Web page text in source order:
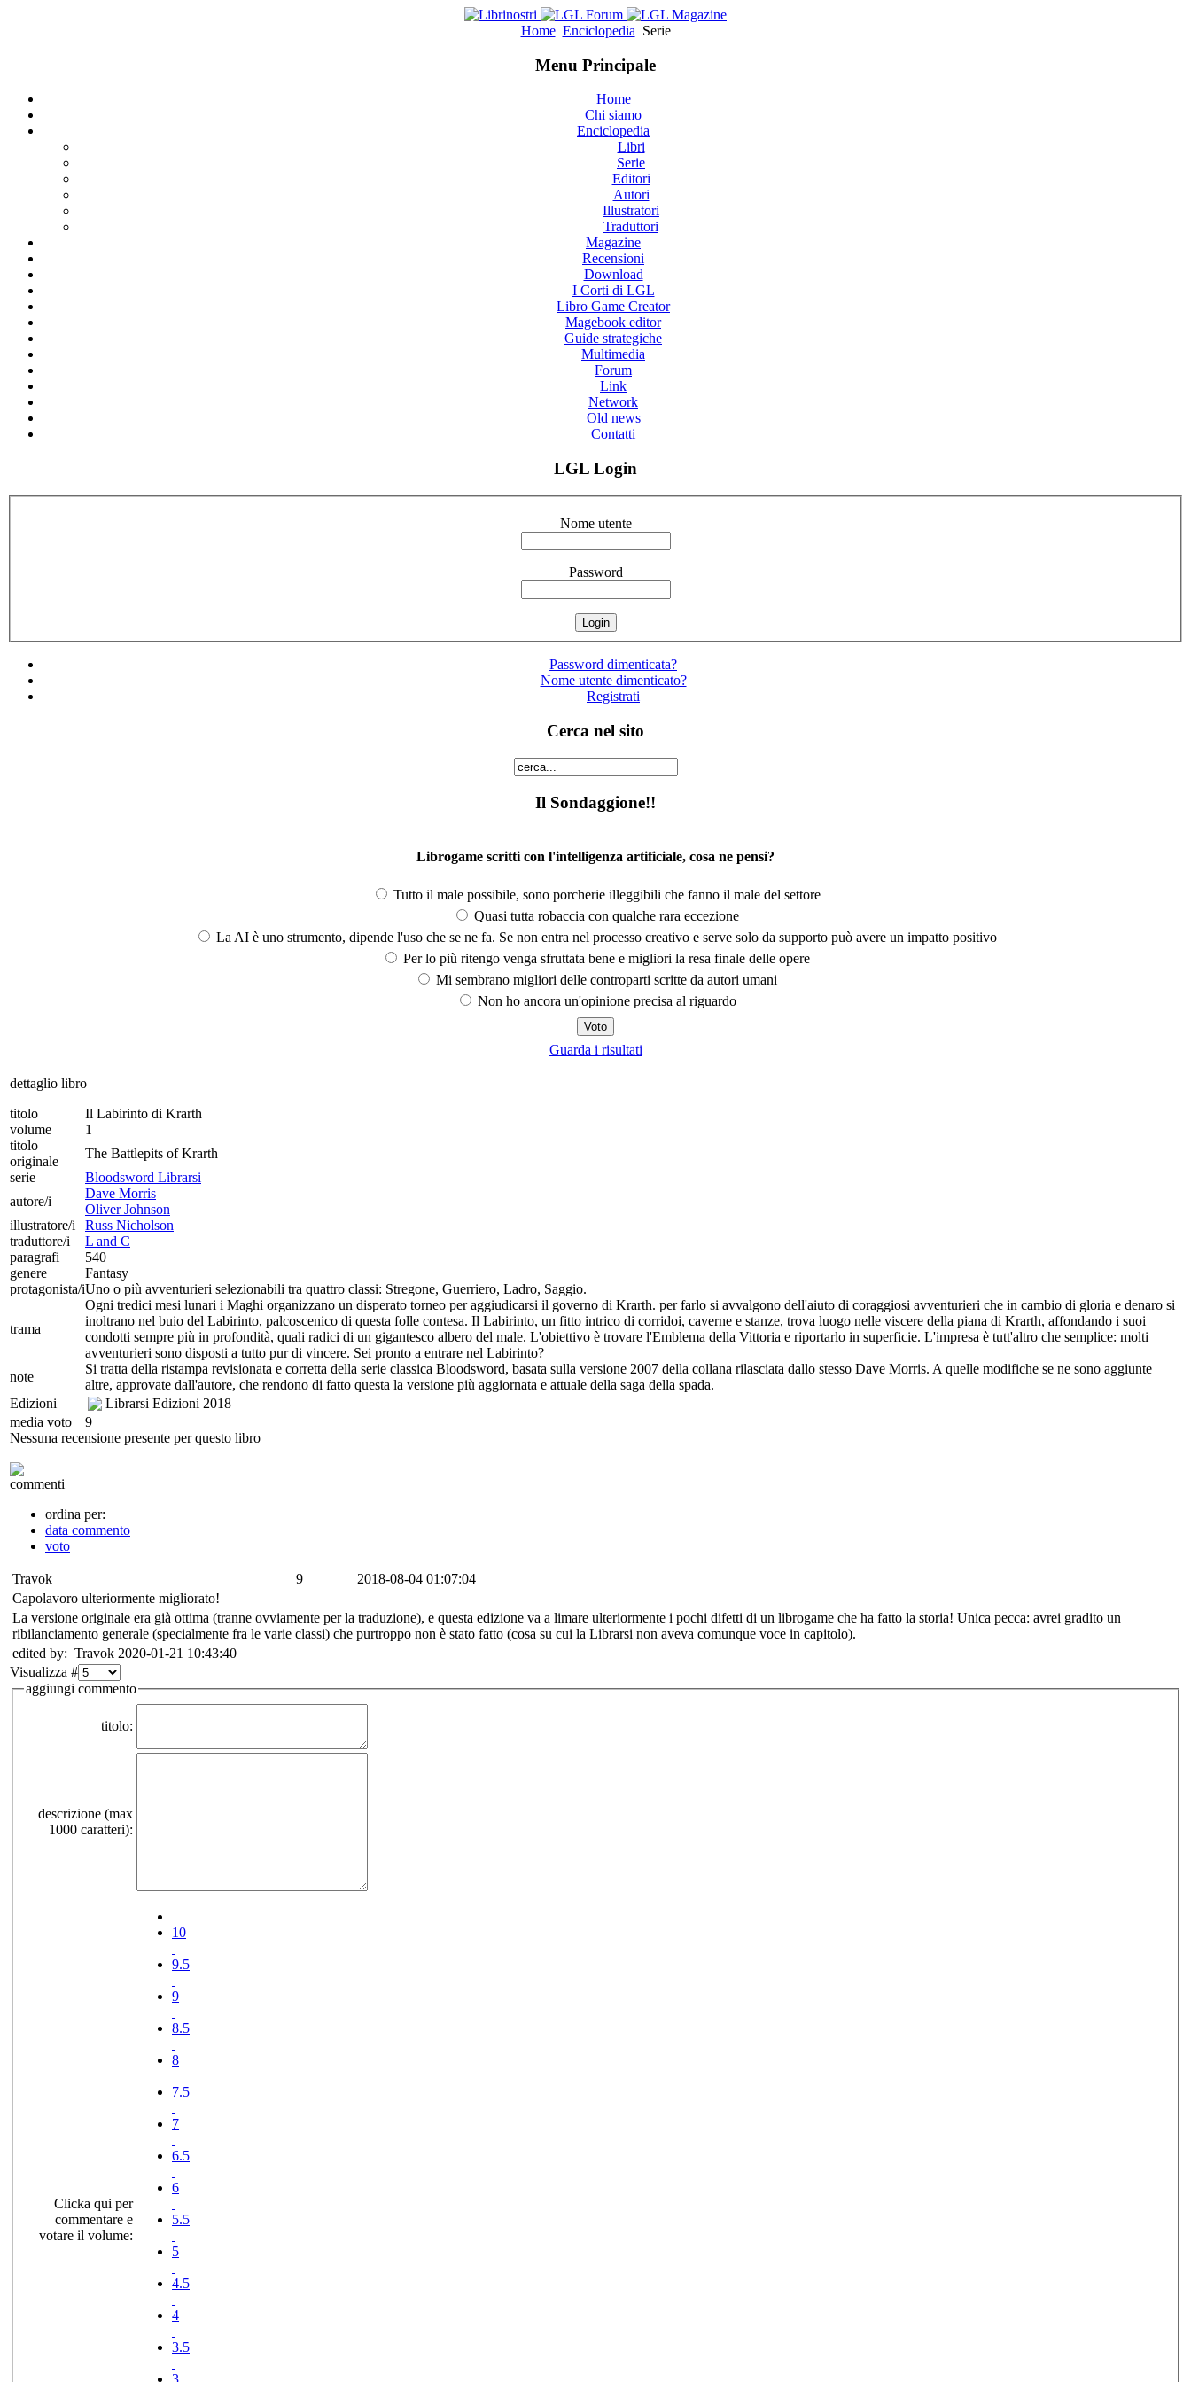
Home Enciclopedia Serie
Menu Principale
Home
Chi siamo
Enciclopedia
Libri
Serie
Editori
Autori
Illustratori
Traduttori
Magazine
Recensioni
Download
I Corti di LGL
Libro Game Creator
Magebook editor
Guide strategiche
Multimedia
Forum
Link
Network
Old news
Contatti
LGL Login
Nome utente
Password
Password dimenticata?
Nome utente dimenticato?
Registrati
Cerca nel sito
Il Sondaggione!!
Librogame scritti con l'intelligenza artificiale, cosa ne pensi?
Tutto il male possibile, sono porcherie illeggibili che fanno il male del settore
Quasi tutta robaccia con qualche rara eccezione
La AI è uno strumento, dipende l'uso che se ne fa. Se non entra nel processo creativo e serve solo da supporto può avere un impatto positivo
Per lo più ritengo venga sfruttata bene e migliori la resa finale delle opere
Mi sembrano migliori delle controparti scritte da autori umani
Non ho ancora un'opinione precisa al riguardo
Guarda i risultati
dettaglio libro
titolo
Il Labirinto di Krarth
volume
1
titolo
originale
The Battlepits of Krarth
serie
Bloodsword Librarsi
autore/i
Dave Morris
Oliver Johnson
illustratore/i
Russ Nicholson
traduttore/i
L and C
paragrafi
540
genere
Fantasy
protagonista/iUno o più avventurieri selezionabili tra quattro classi: Stregone, Guerriero, Ladro, Saggio.
trama
Ogni tredici mesi lunari i Maghi organizzano un disperato torneo per aggiudicarsi il governo di Krarth. per farlo si avvalgono dell'aiuto di coraggiosi avventurieri che in cambio di gloria e denaro si
inoltrano nel buio del Labirinto, palcoscenico di questa folle contesa. Il Labirinto, un fitto intrico di corridoi, caverne e stanze, trova luogo nelle viscere della piana di Krarth, affondando i suoi
condotti sempre più in profondità, quali radici di un gigantesco albero del male. L'obiettivo è trovare l'Emblema della Vittoria e riportarlo in superficie. L'impresa è tutt'altro che semplice: molti
avventurieri sono disposti a tutto pur di vincere. Sei pronto a entrare nel Labirinto?
note
Si tratta della ristampa revisionata e corretta della serie classica Bloodsword, basata sulla versione 2007 della collana rilasciata dallo stesso Dave Morris. A quelle modifiche se ne sono aggiunte
altre, approvate dall'autore, che rendono di fatto questa la versione più aggiornata e attuale della saga della spada.
Edizioni
Librarsi Edizioni 2018
media voto
9
Nessuna recensione presente per questo libro
commenti
ordina per:
data commento
voto
Travok 9
2018-08-04 01:07:04
Capolavoro ulteriormente migliorato!
La versione originale era già ottima (tranne ovviamente per la traduzione), e questa edizione va a limare ulteriormente i pochi difetti di un librogame che ha fatto la storia! Unica pecca: avrei gradito un
ribilanciamento generale (specialmente fra le varie classi) che purtroppo non è stato fatto (cosa su cui la Librarsi non aveva comunque voce in capitolo).
edited by: Travok 2020-01-21 10:43:40
Visualizza #
aggiungi commento
titolo:
descrizione (max
1000 caratteri):
Clicka qui per
commentare e
votare il volume:
10
9.5
9
8.5
8
7.5
7
6.5
6
5.5
5
4.5
4
3.5